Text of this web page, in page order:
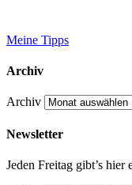
Meine Tipps
Archiv
Archiv
Newsletter
Jeden Freitag gibt’s